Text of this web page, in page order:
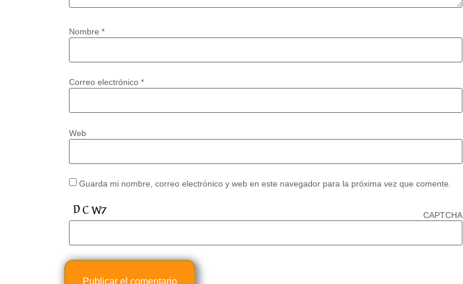
Nombre *
Correo electrónico *
Web
Guarda mi nombre, correo electrónico y web en este navegador para la próxima vez que comente.
CAPTCHA